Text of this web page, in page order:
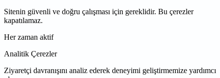
Sitenin güvenli ve doğru çalışması için gereklidir. Bu çerezler
kapatılamaz.
Her zaman aktif
Analitik Çerezler
Ziyaretçi davranışını analiz ederek deneyimi geliştirmemize yardımcı